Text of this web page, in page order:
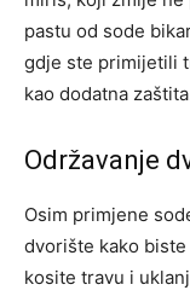
pastu od sode
gdje ste primijetili
kao dodatna
Održavanje
Osim primjene
dvorište kako
kosite travu i